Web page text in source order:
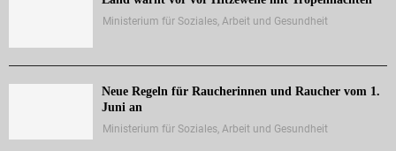
Ministerium für Soziales, Arbeit und Gesundheit
Neue Regeln für Raucherinnen und Raucher vom 1.
Juni an
Ministerium für Soziales, Arbeit und Gesundheit